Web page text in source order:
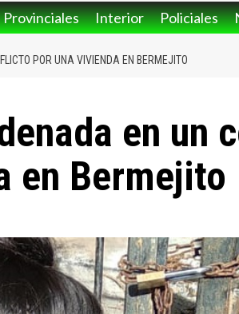
Provinciales Interior Policiales
POR UNA VIVIENDA EN BERMEJITO
en un
en Bermejito